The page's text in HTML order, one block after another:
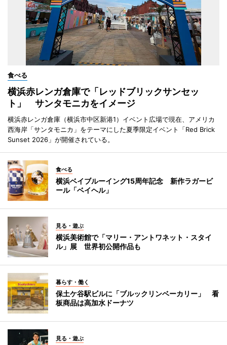
食べる
横浜赤レンガ倉庫で「レッドブリックサンセッ
ト」 サンタモニカをイメージ
横浜赤レンガ倉庫（横浜市中区新港1）イベント広場で現在、アメリカ
西海岸「サンタモニカ」をテーマにした夏季限定イベント「Red Brick
Sunset 2026」が開催されている。
食べる
横浜ベイブルーイング15周年記念 新作ラガービ
ール「ベイヘル」
見る・遊ぶ
横浜美術館で「マリー・アントワネット・スタイ
ル」展 世界初公開作品も
暮らす・働く
保土ケ谷駅ビルに「ブルックリンベーカリー」 看
板商品は高加水ドーナツ
見る・遊ぶ